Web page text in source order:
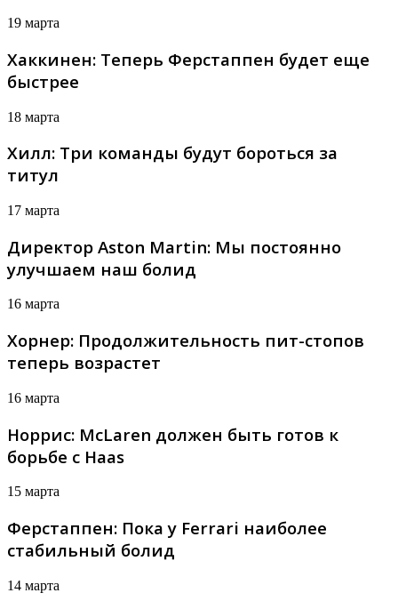
19 марта
Хаккинен: Теперь Ферстаппен будет еще
быстрее
18 марта
Хилл: Три команды будут бороться за
титул
17 марта
Директор Aston Martin: Мы постоянно
улучшаем наш болид
16 марта
Хорнер: Продолжительность пит-стопов
теперь возрастет
16 марта
Норрис: McLaren должен быть готов к
борьбе с Haas
15 марта
Ферстаппен: Пока у Ferrari наиболее
стабильный болид
14 марта